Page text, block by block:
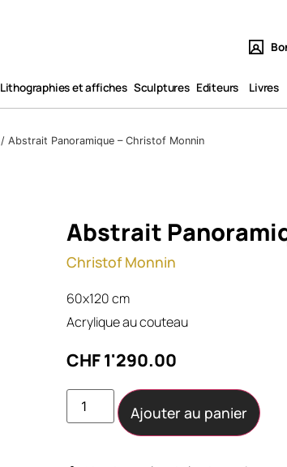
Lithographies et affiches Sculptures Editeurs Livres
/Abstrait Panoramique – Christof Monnin
Abstrait
Christof Monnin
60x120 cm
Acrylique au couteau
CHF1'290.00
Ajouter au panier